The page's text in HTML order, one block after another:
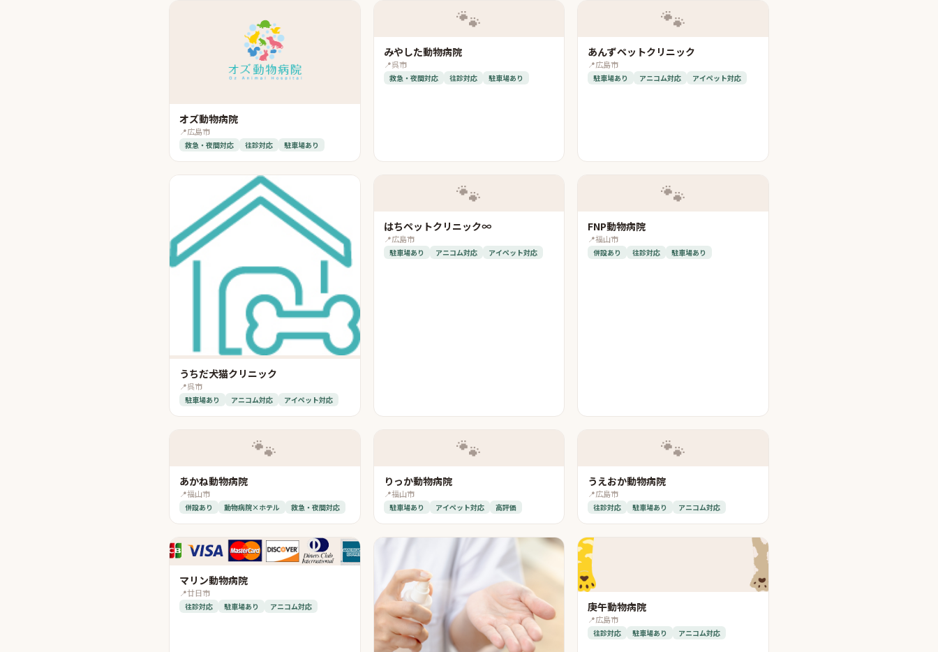
オズ動物病院
📍広島市
救急・夜間対応 往診対応 駐車場あり
🐾
みやした動物病院
📍呉市
救急・夜間対応 往診対応 駐車場あり
🐾
あんずペットクリニック
📍広島市
駐車場あり アニコム対応 アイペット対応
うちだ犬猫クリニック
📍呉市
駐車場あり アニコム対応 アイペット対応
🐾
はちペットクリニック∞
📍広島市
駐車場あり アニコム対応 アイペット対応
🐾
FNP動物病院
📍福山市
併設あり 往診対応 駐車場あり
🐾
あかね動物病院
📍福山市
併設あり 動物病院×ホテル 救急・夜間対応
🐾
りっか動物病院
📍福山市
駐車場あり アイペット対応 高評価
🐾
うえおか動物病院
📍広島市
往診対応 駐車場あり アニコム対応
マリン動物病院
📍廿日市
往診対応 駐車場あり アニコム対応 庚午動物病院
📍広島市
往診対応 駐車場あり アニコム対応